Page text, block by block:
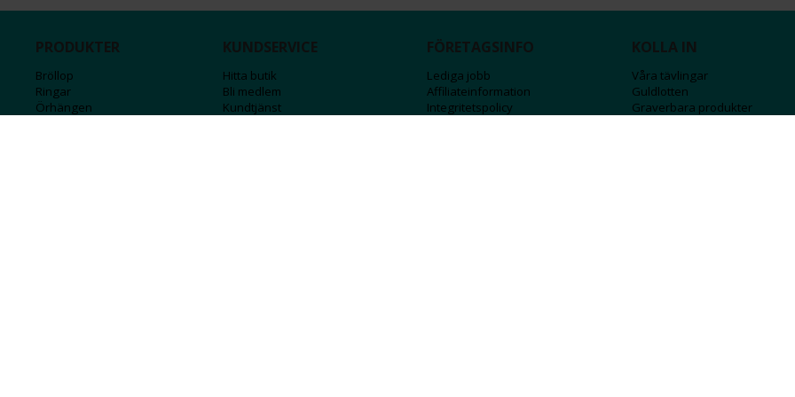
PRODUKTER
Bröllop
Ringar
Örhängen
KUNDSERVICE
Hitta butik
Bli medlem
Kundtjänst
FÖRETAGSINFO
Lediga jobb
Affiliateinformation
Integritetspolicy
KOLLA IN
Våra tävlingar
Guldlotten
Graverbara produkter